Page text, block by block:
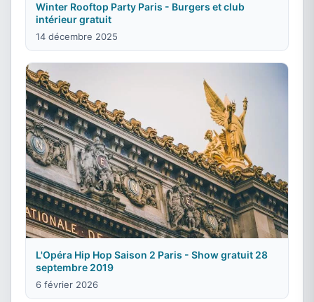
Winter Rooftop Party Paris - Burgers et club
intérieur gratuit
14 décembre 2025
L'Opéra Hip Hop Saison 2 Paris - Show gratuit 28
septembre 2019
6 février 2026